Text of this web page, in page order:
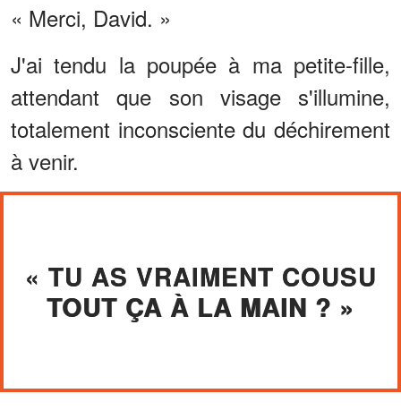
« Merci, David. »
J'ai tendu la poupée à ma petite-fille,
attendant que son visage s'illumine,
totalement inconsciente du déchirement
à venir.
« TU AS VRAIMENT COUSU
TOUT ÇA À LA MAIN ? »